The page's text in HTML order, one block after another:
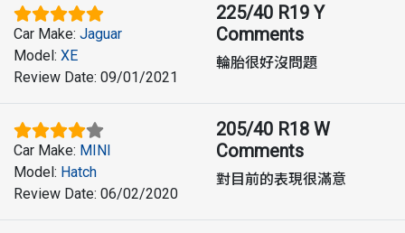
Car Make: Jaguar
Model: XE
Review Date: 09/01/2021
225/40 R19 Y
Comments
輪胎很好沒問題
Car Make: MINI
Model: Hatch
Review Date: 06/02/2020
205/40 R18 W
Comments
對目前的表現很滿意